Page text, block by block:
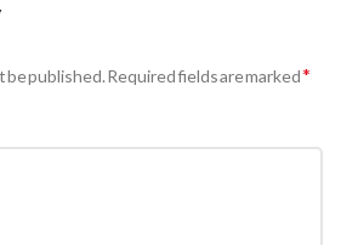
be published.Required fields are marked*